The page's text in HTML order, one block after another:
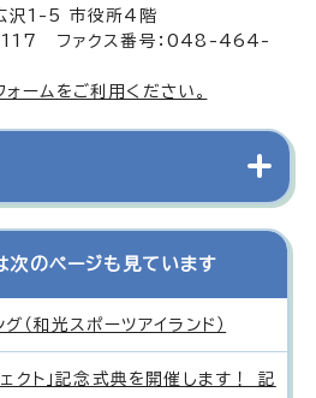
1-5 市役所4階
ファクス番号：048-464-
ームをご利用ください。
次のページも見ています
（和光スポーツアイランド）
クト」記念式典を開催します！ 記